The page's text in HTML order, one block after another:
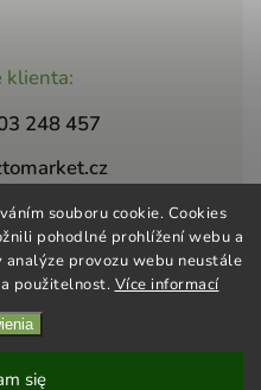
souboru cookie. Cookies
pohodlné prohlížení webu a
provozu webu neustále
použitelnost. Více informací
się
klienta:
248 457
Design